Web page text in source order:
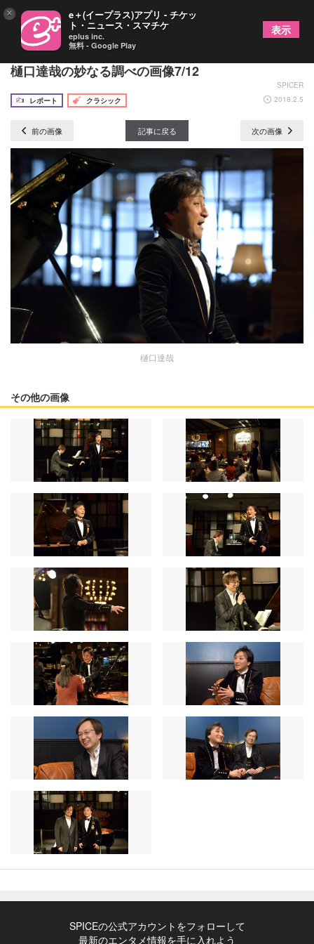
壮大なオペラアリアの世界が広がるテノール歌手・
樋口達哉の妙なる調べの画像7/12
SPICER
レポート
クラシック 2018.2.5
前の画像 記事に戻る 次の画像
樋口達哉
その他の画像
SPICEの公式アカウントをフォローして
最新のエンタメ情報を手に入れよう
× e＋(イープラス)アプリ - チケッ
ト・ニュース・スマチケ
eplus inc.
無料 - Google Play
表示